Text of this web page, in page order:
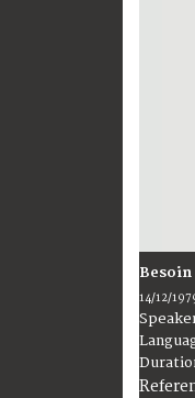
14/12/